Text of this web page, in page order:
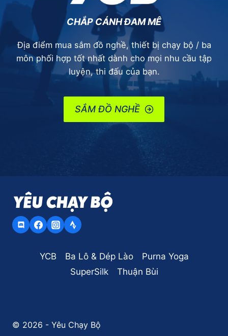
CHẮP CÁNH ĐAM MÊ
Địa điểm mua sắm đồ nghề, thiết bị chạy bộ / ba
môn phối hợp tốt nhất dành cho mọi nhu cầu tập
luyện, thi đấu của bạn.
SẮM ĐỒ NGHỀ
YCB Ba Lô & Dép Lào
Purna Yoga
SuperSilk
Thuận Bùi
© 2026 - Yêu Chạy Bộ